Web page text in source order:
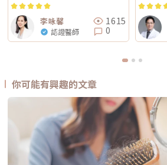
李咏馨
認證醫師
1615
0
你可能有興趣的文章